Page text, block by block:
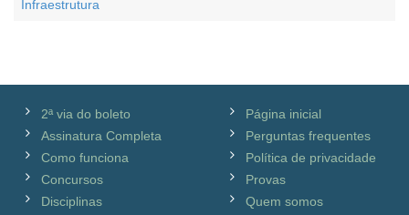
Infraestrutura
2ª via do boleto
Assinatura Completa
Como funciona
Concursos
Disciplinas
Página inicial
Perguntas frequentes
Política de privacidade
Provas
Quem somos